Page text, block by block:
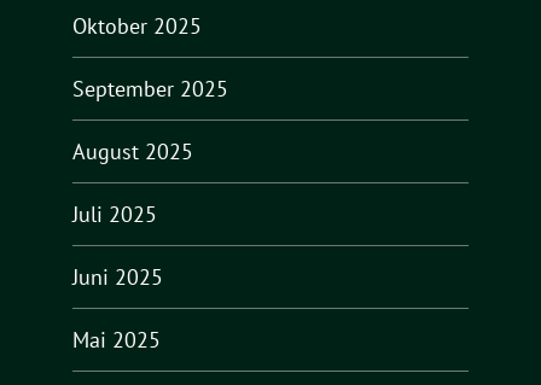
Oktober 2025
September 2025
August 2025
Juli 2025
Juni 2025
Mai 2025